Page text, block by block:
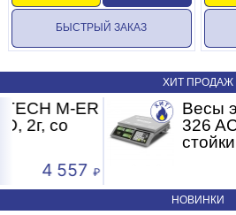
БЫСТРЫЙ ЗАКАЗ
ХИТ ПРОДАЖ
Весы
326 AC-15.2 до
стойки
НОВИНКИ